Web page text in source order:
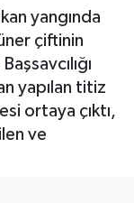
yangında
çiftinin
yapılan titiz
ortaya çıktı,
ve